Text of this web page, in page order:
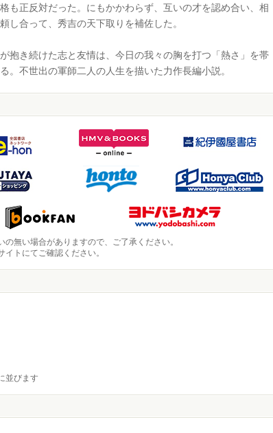
も正反対だった。にもかかわらず、互いの才を認め合い、相
し合って、秀吉の天下取りを補佐した。
抱き続けた志と友情は、今日の我々の胸を打つ「熱さ」を帯
。不世出の軍師二人の人生を描いた力作長編小説。
無い場合がありますので、ご了承ください。
トにてご確認ください。
並びます